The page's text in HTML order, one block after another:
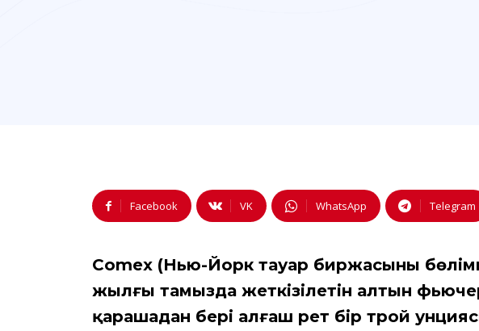
Facebook VK WhatsApp Telegram
Comex (Нью-Йорк тауар биржасының
жылғы тамызда жеткізілетін алтын
қарашадан бері алғаш рет бір трой